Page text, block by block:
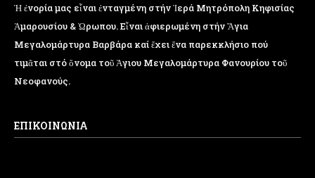
Ἡ ἐνορία μας εἶναι ἐνταγμένη στήν Ἱερά Μητρόπολη Κηφισίας
Ἁμαρουσίου & Ὠρωπου. Εἶναι ἀφιερωμένη στήν Ἅγια
Μεγαλομάρτυρα Βαρβάρα καί ἔχει ἕνα παρεκκλήσιο πού
τιμᾶται στό ὄνομα τοῦ Ἁγιου Μεγαλομάρτυρα Φανουρίου τοῦ
Νεοφανούς.
ΕΠΙΚΟΙΝΩΝΙΑ